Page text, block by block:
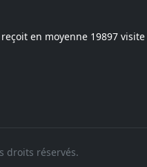
en moyenne 19897 visite
droits réservés.